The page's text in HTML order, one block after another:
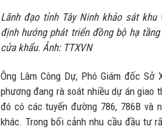
Lãnh đạo tỉnh Tây Ninh khảo sát
định hướng phát triển đồng bộ hạ
cửa khẩu. Ảnh: TTXVN
Ông Lâm Công Dự, Phó Giám đốc
phương đang rà soát nhiều dự án giao
đó có các tuyến đường 786, 786B và
khác. Trong bối cảnh nhu cầu đầu tư